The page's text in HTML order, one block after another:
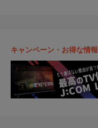
キャンペーン・お得な情報